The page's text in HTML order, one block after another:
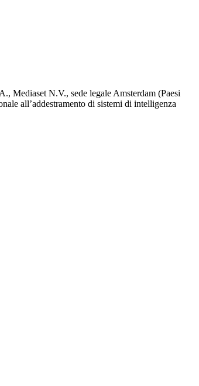
Mediaset N.V., sede legale Amsterdam (Paesi
all’addestramento di sistemi di intelligenza